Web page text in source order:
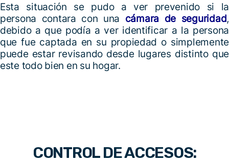
Esta situación se pudo a ver prevenido si la
persona contara con una cámara de seguridad,
debido a que podía a ver identificar a la persona
que fue captada en su propiedad o simplemente
puede estar revisando desde lugares distinto que
este todo bien en su hogar.
CONTROL DE ACCESOS: